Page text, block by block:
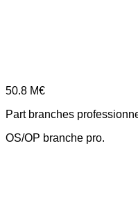
50.8 M€
Part branches
OS/OP branche pro.